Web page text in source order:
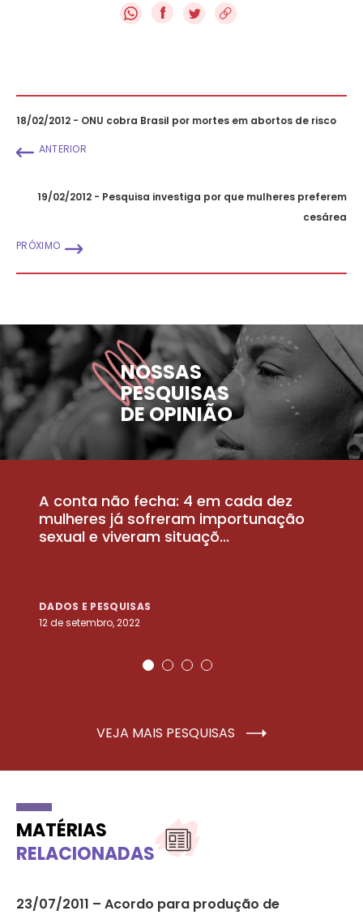
f
18/02/2012 - ONU cobra Brasil por mortes em abortos de risco
ANTERIOR
19/02/2012 - Pesquisa investiga por que mulheres preferem
cesárea
PRÓXIMO
NOSSAS
PESQUISAS
DE OPINIÃO
A conta não fecha: 4 em cada dez
mulheres já sofreram importunação
sexual e viveram situaçõ...
DADOS E PESQUISAS
12 de setembro, 2022
VEJA MAIS PESQUISAS
MATÉRIAS
RELACIONADAS
23/07/2011 – Acordo para produção de